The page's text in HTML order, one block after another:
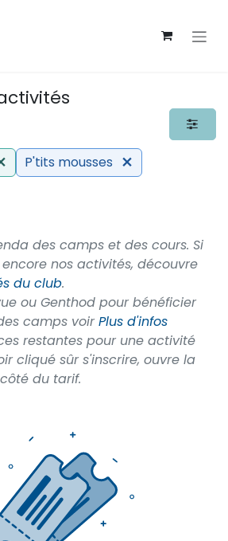
P'tits mousses
des camps et des cours. Si
nos activités, découvre
du club.
ou Genthod pour bénéficier
camps voirPlus d'infos
restantes pour une activité
cliqué sûr s'inscrire, ouvre la
du tarif.